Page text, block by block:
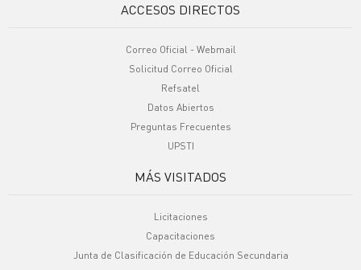
ACCESOS DIRECTOS
Correo Oficial - Webmail
Solicitud Correo Oficial
Refsatel
Datos Abiertos
Preguntas Frecuentes
UPSTI
MÁS VISITADOS
Licitaciones
Capacitaciones
Junta de Clasificación de Educación Secundaria